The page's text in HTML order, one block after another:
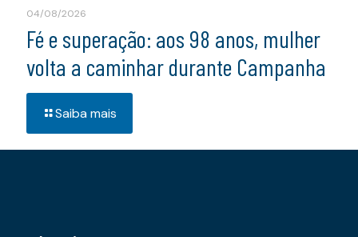
04/08/2026
Fé e superação: aos 98 anos, mulher
volta a caminhar durante Campanha
Saiba mais